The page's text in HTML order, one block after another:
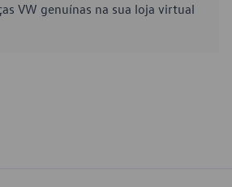
VW genuínas na sua loja virtual